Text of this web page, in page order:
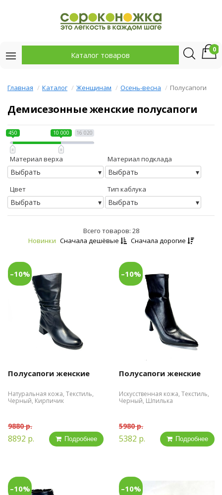
Каталог товаров
0
Главная Каталог Женщинам Осень-весна Полусапоги
Демисезонные женские полусапоги
16 020
450 10 000
Материал верха
Выбрать
Материал подклада
Выбрать
Цвет
Выбрать
Тип каблука
Выбрать
Всего товаров: 28
Новинки Сначала дешёвые Сначала дорогие
–10%
Полусапоги женские
Натуральная кожа, Текстиль,
Черный, Кирпичик
9880 р.
8892 р. Подробнее
–10%
Полусапоги женские
Искусственная кожа, Текстиль,
Черный, Шпилька
5980 р.
5382 р. Подробнее
–10% –10%